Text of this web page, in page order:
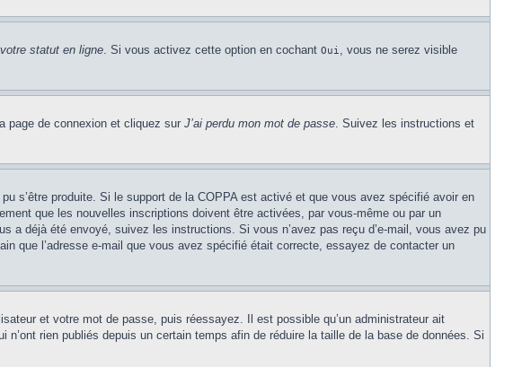
statut en ligne. Si vous activez cette option en cochant Oui , vous ne serez visible
page de connexion et cliquez sur J’ai perdu mon mot de passe. Suivez les instructions et
s’être produite. Si le support de la COPPA est activé et que vous avez spécifié avoir en
que les nouvelles inscriptions doivent être activées, par vous-même ou par un
a déjà été envoyé, suivez les instructions. Si vous n’avez pas reçu d’e-mail, vous avez pu
que l’adresse e-mail que vous avez spécifié était correcte, essayez de contacter un
et votre mot de passe, puis réessayez. Il est possible qu’un administrateur ait
rien publiés depuis un certain temps afin de réduire la taille de la base de données. Si